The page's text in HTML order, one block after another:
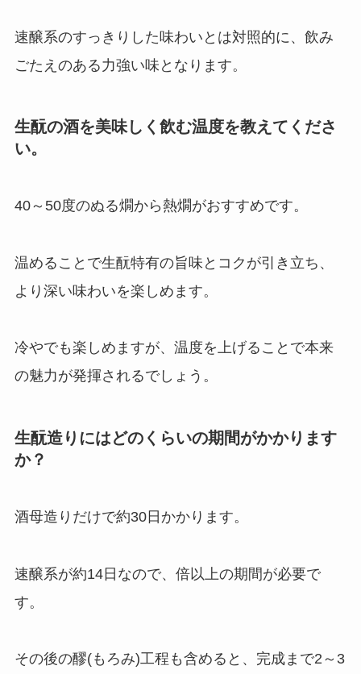
速醸系のすっきりした味わいとは対照的に、飲み
ごたえのある力強い味となります。
生酛の酒を美味しく飲む温度を教えてくださ
い。
40～50度のぬる燗から熱燗がおすすめです。
温めることで生酛特有の旨味とコクが引き立ち、
より深い味わいを楽しめます。
冷やでも楽しめますが、温度を上げることで本来
の魅力が発揮されるでしょう。
生酛造りにはどのくらいの期間がかかります
か？
酒母造りだけで約30日かかります。
速醸系が約14日なので、倍以上の期間が必要で
す。
その後の醪(もろみ)工程も含めると、完成まで2～3